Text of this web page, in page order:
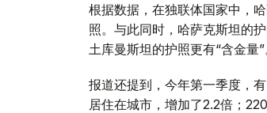
根据数据，在独联体国家中，
照。与此同时，哈萨克斯坦的
土库曼斯坦的护照更有“含金量”
报道还提到，今年第一季度，
居住在城市，增加了2.2倍；